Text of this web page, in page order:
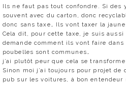
Ils ne faut pas tout confondre. Si des
souvent avec du carton, donc
donc sans taxe… Ils vont taxer la
Cela dit, pour cette taxe, je suis
demande comment ils vont faire
poubelles sont communes…
j’ai plutôt peur que cela se
Sinon moi j’ai toujours pour projet de
pub sur les voitures, à bon entendeur